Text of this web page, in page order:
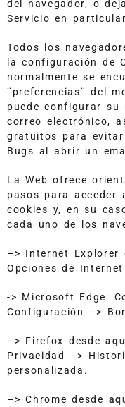
del navegador, o
Servicio en
Todos los
la configuración de
normalmente se
¨preferencias¨ del
puede configurar su
correo electrónico,
gratuitos para evitar
Bugs al abrir un
La Web ofrece
pasos para acceder
cookies y, en su
cada uno de los
–> Internet Explorer
Opciones de
-> Microsoft Edge:
Configuración –>
–> Firefox desde
Privacidad –>
personalizada.
–> Chrome desde